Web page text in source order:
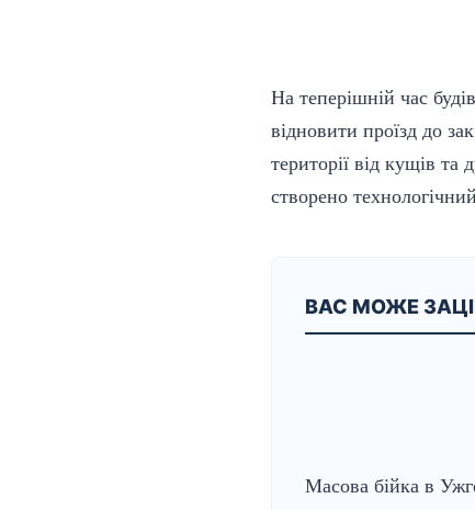
На теперішній час
відновити проїзд до
території від кущів та
створено технологічний
ВАС МОЖЕ
Масова бійка в